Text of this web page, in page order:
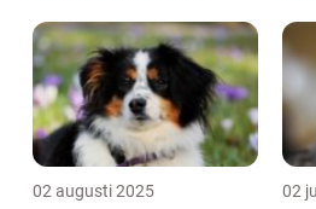
02 augusti 2025 02